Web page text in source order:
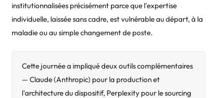
institutionnalisées précisément parce que l'expertise
individuelle, laissée sans cadre, est vulnérable au départ, à la
maladie ou au simple changement de poste.
Cette journée a impliqué deux outils complémentaires
— Claude (Anthropic) pour la production et
l'architecture du dispositif, Perplexity pour le sourcing